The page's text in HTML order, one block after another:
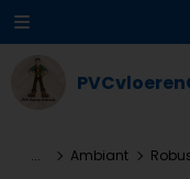
... Ambiant